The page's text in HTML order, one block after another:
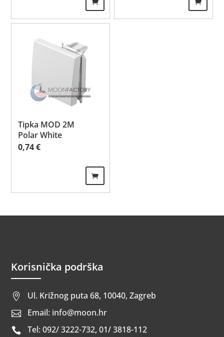
Tipka MOD 2M
Polar White
0,74€
Korisnička podrška
 Ul. Križnog puta 68, 10040, Zagreb
 Email: info@moon.hr
 Tel: 092/ 3222-732, 01/ 3818-112